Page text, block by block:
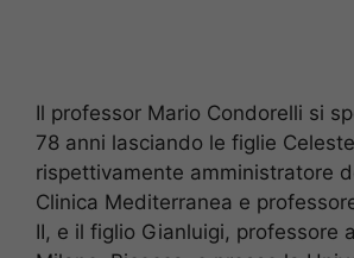
Il professor Mario Condorelli si
78 anni lasciando le figlie
rispettivamente amministratore
Clinica Mediterranea e
II, e il figlio Gianluigi, professore